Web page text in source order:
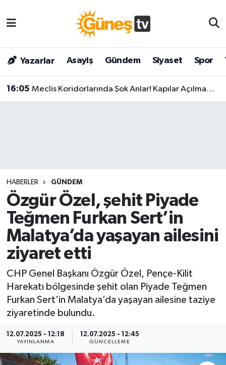
Yazarlar Asayiş Gündem Siyaset Spor
16:05 Meclis Koridorlarında Şok Anlar! Kapılar Açılmadı, Vekiller Ezilme Tehlikesi Atlattı
HABERLER GÜNDEM
Özgür Özel, şehit Piyade
Teğmen Furkan Sert’in
Malatya’da yaşayan ailesini
ziyaret etti
CHP Genel Başkanı Özgür Özel, Pençe-Kilit
Harekatı bölgesinde şehit olan Piyade Teğmen
Furkan Sert’in Malatya’da yaşayan ailesine taziye
ziyaretinde bulundu.
12.07.2025 - 12:18
YAYINLANMA
12.07.2025 - 12:45
GÜNCELLEME
Bilim & Teknoloji
Dünya
Magazin
Siyaset
Spor
Yaşam
Malatya Nöbetçi Eczaneler
Malatya Hava Durumu
Malatya Namaz Vakitleri
Son Dakika Haberleri
Haber Arşivi